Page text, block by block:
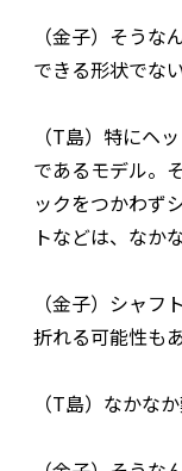
（金子）そう
できる形状でな
（T島）特にヘ
であるモデル。
ックをつかわず
トなどは、なか
（金子）シャフ
折れる可能性も
（T島）なかな